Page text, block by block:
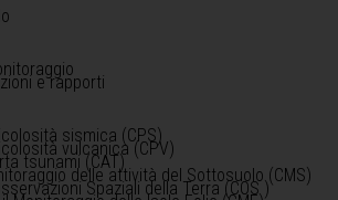
e rapporti
sismica (CPS)
vulcanica (CPV)
tsunami (CAT)
delle attività del Sottosuolo (CMS)
Spaziali della Terra (COS )